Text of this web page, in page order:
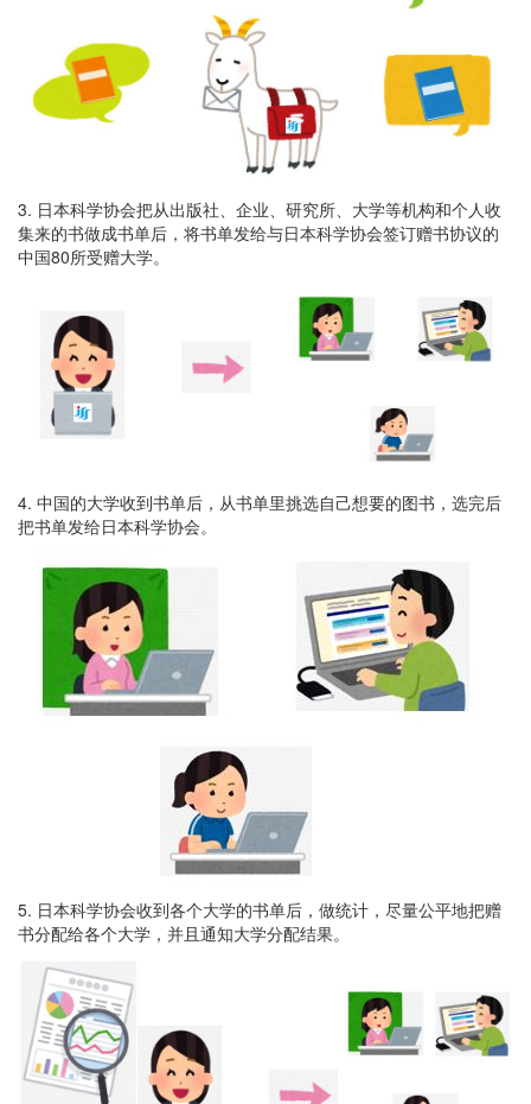
3. 日本科学协会把从出版社、企业、研究所、大学等机构和个人收
集来的书做成书单后，将书单发给与日本科学协会签订赠书协议的
中国80所受赠大学。
4. 中国的大学收到书单后，从书单里挑选自己想要的图书，选完后
把书单发给日本科学协会。
5. 日本科学协会收到各个大学的书单后，做统计，尽量公平地把赠
书分配给各个大学，并且通知大学分配结果。